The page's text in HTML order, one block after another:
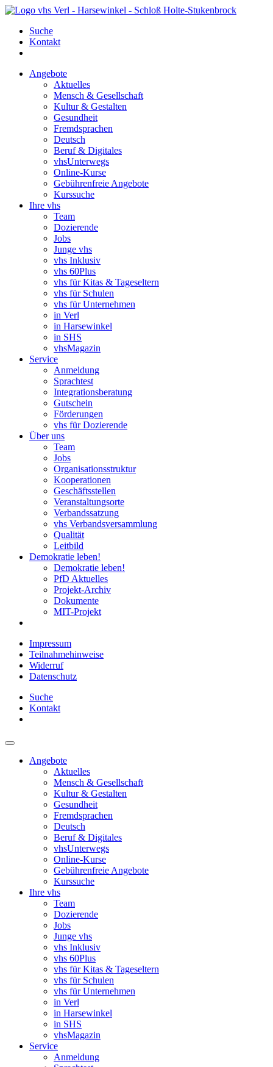
Suche
Kontakt
Angebote
Aktuelles
Mensch & Gesellschaft
Kultur & Gestalten
Gesundheit
Fremdsprachen
Deutsch
Beruf & Digitales
vhsUnterwegs
Online-Kurse
Gebührenfreie Angebote
Kurssuche
Ihre vhs
Team
Dozierende
Jobs
Junge vhs
vhs Inklusiv
vhs 60Plus
vhs für Kitas & Tageseltern
vhs für Schulen
vhs für Unternehmen
in Verl
in Harsewinkel
in SHS
vhsMagazin
Service
Anmeldung
Sprachtest
Integrationsberatung
Gutschein
Förderungen
vhs für Dozierende
Über uns
Team
Jobs
Organisationsstruktur
Kooperationen
Geschäftsstellen
Veranstaltungsorte
Verbandssatzung
vhs Verbandsversammlung
Qualität
Leitbild
Demokratie leben!
Demokratie leben!
PfD Aktuelles
Projekt-Archiv
Dokumente
MIT-Projekt
Impressum
Teilnahmehinweise
Widerruf
Datenschutz
Suche
Kontakt
Angebote
Aktuelles
Mensch & Gesellschaft
Kultur & Gestalten
Gesundheit
Fremdsprachen
Deutsch
Beruf & Digitales
vhsUnterwegs
Online-Kurse
Gebührenfreie Angebote
Kurssuche
Ihre vhs
Team
Dozierende
Jobs
Junge vhs
vhs Inklusiv
vhs 60Plus
vhs für Kitas & Tageseltern
vhs für Schulen
vhs für Unternehmen
in Verl
in Harsewinkel
in SHS
vhsMagazin
Service
Anmeldung